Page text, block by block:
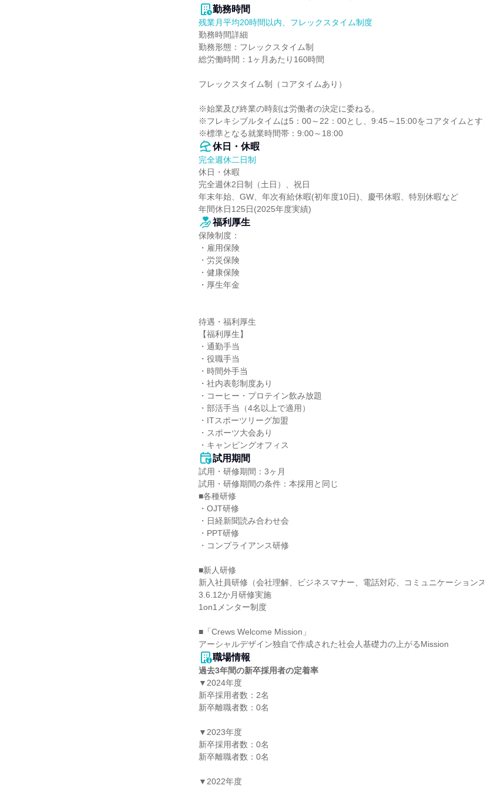
勤務時間
残業月平均20時間以内、フレックスタイム制度
勤務時間詳細
勤務形態：フレックスタイム制
総労働時間：1ヶ月あたり160時間
フレックスタイム制（コアタイムあり）
※始業及び終業の時刻は労働者の決定に委ねる。
※フレキシブルタイムは5：00～22：00とし、9:45～15:00をコアタイムとす
※標準となる就業時間帯：9:00～18:00
休日・休暇
完全週休二日制
休日・休暇
完全週休2日制（土日）、祝日
年末年始、GW、年次有給休暇(初年度10日)、慶弔休暇、特別休暇など
年間休日125日(2025年度実績)
福利厚生
保険制度：
・雇用保険
・労災保険
・健康保険
・厚生年金
待遇・福利厚生
【福利厚生】
・通勤手当
・役職手当
・時間外手当
・社内表彰制度あり
・コーヒー・プロテイン飲み放題
・部活手当（4名以上で適用）
・ITスポーツリーグ加盟
・スポーツ大会あり
・キャンピングオフィス
試用期間
試用・研修期間：3ヶ月
試用・研修期間の条件：本採用と同じ
■各種研修
・OJT研修
・日経新聞読み合わせ会
・PPT研修
・コンプライアンス研修
■新人研修
新入社員研修（会社理解、ビジネスマナー、電話対応、コミュニケーション
3.6.12か月研修実施
1on1メンター制度
■「Crews Welcome Mission」
職場情報
過去3年間の新卒採用者の定着率
▼2024年度
新卒採用者数：2名
新卒離職者数：0名
▼2023年度
新卒採用者数：0名
新卒離職者数：0名
▼2022年度